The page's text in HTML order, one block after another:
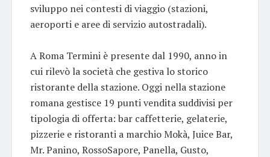
sviluppo nei contesti di viaggio (stazioni,
aeroporti e aree di servizio autostradali).
A Roma Termini è presente dal 1990, anno in
cui rilevò la società che gestiva lo storico
ristorante della stazione. Oggi nella stazione
romana gestisce 19 punti vendita suddivisi per
tipologia di offerta: bar caffetterie, gelaterie,
pizzerie e ristoranti a marchio Mokà, Juice Bar,
Mr. Panino, RossoSapore, Panella, Gusto,